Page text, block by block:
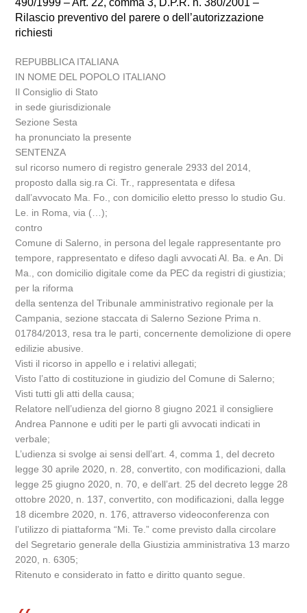
490/1999 – Art. 22, comma 3, D.P.R. n. 380/2001 –
Rilascio preventivo del parere o dell’autorizzazione
richiesti
REPUBBLICA ITALIANA
IN NOME DEL POPOLO ITALIANO
Il Consiglio di Stato
in sede giurisdizionale
Sezione Sesta
ha pronunciato la presente
SENTENZA
sul ricorso numero di registro generale 2933 del 2014,
proposto dalla sig.ra Ci. Tr., rappresentata e difesa
dall’avvocato Ma. Fo., con domicilio eletto presso lo studio Gu.
Le. in Roma, via (…);
contro
Comune di Salerno, in persona del legale rappresentante pro
tempore, rappresentato e difeso dagli avvocati Al. Ba. e An. Di
Ma., con domicilio digitale come da PEC da registri di giustizia;
per la riforma
della sentenza del Tribunale amministrativo regionale per la
Campania, sezione staccata di Salerno Sezione Prima n.
01784/2013, resa tra le parti, concernente demolizione di opere
edilizie abusive.
Visti il ricorso in appello e i relativi allegati;
Visto l’atto di costituzione in giudizio del Comune di Salerno;
Visti tutti gli atti della causa;
Relatore nell’udienza del giorno 8 giugno 2021 il consigliere
Andrea Pannone e uditi per le parti gli avvocati indicati in
verbale;
L’udienza si svolge ai sensi dell’art. 4, comma 1, del decreto
legge 30 aprile 2020, n. 28, convertito, con modificazioni, dalla
legge 25 giugno 2020, n. 70, e dell’art. 25 del decreto legge 28
ottobre 2020, n. 137, convertito, con modificazioni, dalla legge
18 dicembre 2020, n. 176, attraverso videoconferenza con
l’utilizzo di piattaforma “Mi. Te.” come previsto dalla circolare
del Segretario generale della Giustizia amministrativa 13 marzo
2020, n. 6305;
Ritenuto e considerato in fatto e diritto quanto segue.